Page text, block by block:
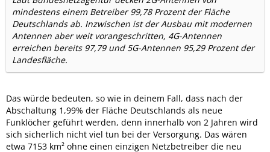
mindestens einem Betreiber 99,78 Prozent der Fläche
Deutschlands ab. Inzwischen ist der Ausbau mit modernen
Antennen aber weit vorangeschritten, 4G-Antennen
erreichen bereits 97,79 und 5G-Antennen 95,29 Prozent der
Landesfläche.
Das würde bedeuten, so wie in deinem Fall, dass nach der
Abschaltung 1,99% der Fläche Deutschlands als neue
Funklöcher geführt werden, denn innerhalb von 2 Jahren wird
sich sicherlich nicht viel tun bei der Versorgung. Das wären
etwa 7153 km² ohne einen einzigen Netzbetreiber die neu